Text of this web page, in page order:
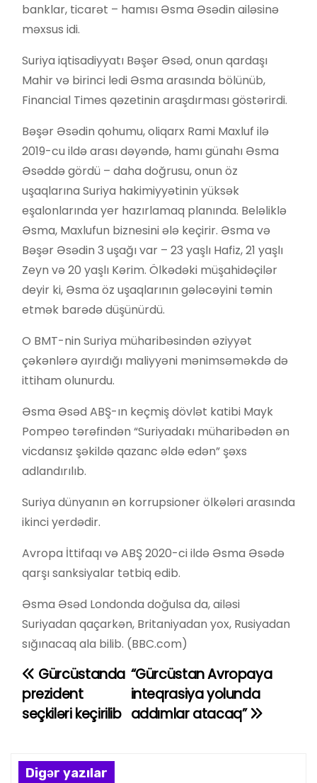
banklar, ticarət – hamısı Əsma Əsədin ailəsinə
məxsus idi.
Suriya iqtisadiyyatı Bəşər Əsəd, onun qardaşı
Mahir və birinci ledi Əsma arasında bölünüb,
Financial Times qəzetinin araşdırması göstərirdi.
Bəşər Əsədin qohumu, oliqarx Rami Maxluf ilə
2019-cu ildə arası dəyəndə, hamı günahı Əsma
Əsəddə gördü – daha doğrusu, onun öz
uşaqlarına Suriya hakimiyyətinin yüksək
eşalonlarında yer hazırlamaq planında. Beləliklə
Əsma, Maxlufun biznesini ələ keçirir. Əsma və
Bəşər Əsədin 3 uşağı var – 23 yaşlı Hafiz, 21 yaşlı
Zeyn və 20 yaşlı Kərim. Ölkədəki müşahidəçilər
deyir ki, Əsma öz uşaqlarının gələcəyini təmin
etmək barədə düşünürdü.
O BMT-nin Suriya müharibəsindən əziyyət
çəkənlərə ayırdığı maliyyəni mənimsəməkdə də
ittiham olunurdu.
Əsma Əsəd ABŞ-ın keçmiş dövlət katibi Mayk
Pompeo tərəfindən “Suriyadakı müharibədən ən
vicdansız şəkildə qazanc əldə edən” şəxs
adlandırılıb.
Suriya dünyanın ən korrupsioner ölkələri arasında
ikinci yerdədir.
Avropa İttifaqı və ABŞ 2020-ci ildə Əsma Əsədə
qarşı sanksiyalar tətbiq edib.
Əsma Əsəd Londonda doğulsa da, ailəsi
Suriyadan qaçarkən, Britaniyadan yox, Rusiyadan
sığınacaq ala bilib. (BBC.com)
Y
a
ı
“Gürcüstan Avropaya
inteqrasiya yolunda
addımlar atacaq”
Gürcüstanda
prezident
seçkiləri keçirilib
Digər yazılar